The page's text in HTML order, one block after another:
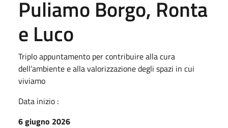
Puliamo Borgo, Ronta
e Luco
Triplo appuntamento per contribuire alla cura
dell’ambiente e alla valorizzazione degli spazi in cui
viviamo
Data inizio :
6 giugno 2026